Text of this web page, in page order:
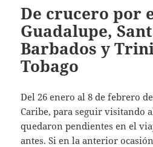
De crucero por
Guadalupe,
Barbados y
Tobago
Del 26 enero al 8 de febrero
Caribe, para seguir visitando
quedaron pendientes en el
antes. Si en la anterior